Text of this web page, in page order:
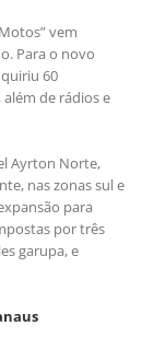
vem
Para o novo
60
de rádios e
Ayrton Norte,
nas zonas sul e
para
por três
garupa, e